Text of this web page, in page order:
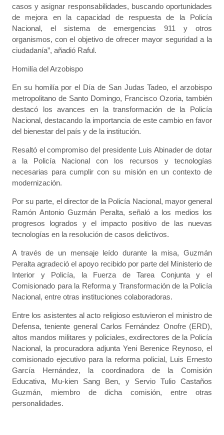
casos y asignar responsabilidades, buscando oportunidades
de mejora en la capacidad de respuesta de la Policía
Nacional, el sistema de emergencias 911 y otros
organismos, con el objetivo de ofrecer mayor seguridad a la
ciudadanía”, añadió Raful.
Homilía del Arzobispo
En su homilía por el Día de San Judas Tadeo, el arzobispo
metropolitano de Santo Domingo, Francisco Ozoria, también
destacó los avances en la transformación de la Policía
Nacional, destacando la importancia de este cambio en favor
del bienestar del país y de la institución.
Resaltó el compromiso del presidente Luis Abinader de dotar
a la Policía Nacional con los recursos y tecnologías
necesarias para cumplir con su misión en un contexto de
modernización.
Por su parte, el director de la Policía Nacional, mayor general
Ramón Antonio Guzmán Peralta, señaló a los medios los
progresos logrados y el impacto positivo de las nuevas
tecnologías en la resolución de casos delictivos.
A través de un mensaje leído durante la misa, Guzmán
Peralta agradeció el apoyo recibido por parte del Ministerio de
Interior y Policía, la Fuerza de Tarea Conjunta y el
Comisionado para la Reforma y Transformación de la Policía
Nacional, entre otras instituciones colaboradoras.
Entre los asistentes al acto religioso estuvieron el ministro de
Defensa, teniente general Carlos Fernández Onofre (ERD),
altos mandos militares y policiales, exdirectores de la Policía
Nacional, la procuradora adjunta Yeni Berenice Reynoso, el
comisionado ejecutivo para la reforma policial, Luis Ernesto
García Hernández, la coordinadora de la Comisión
Educativa, Mu-kien Sang Ben, y Servio Tulio Castaños
Guzmán, miembro de dicha comisión, entre otras
personalidades.